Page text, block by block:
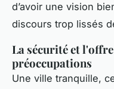
d’avoir une vision
discours trop lissés
La sécurité et
préoccupations
Une ville tranquille,